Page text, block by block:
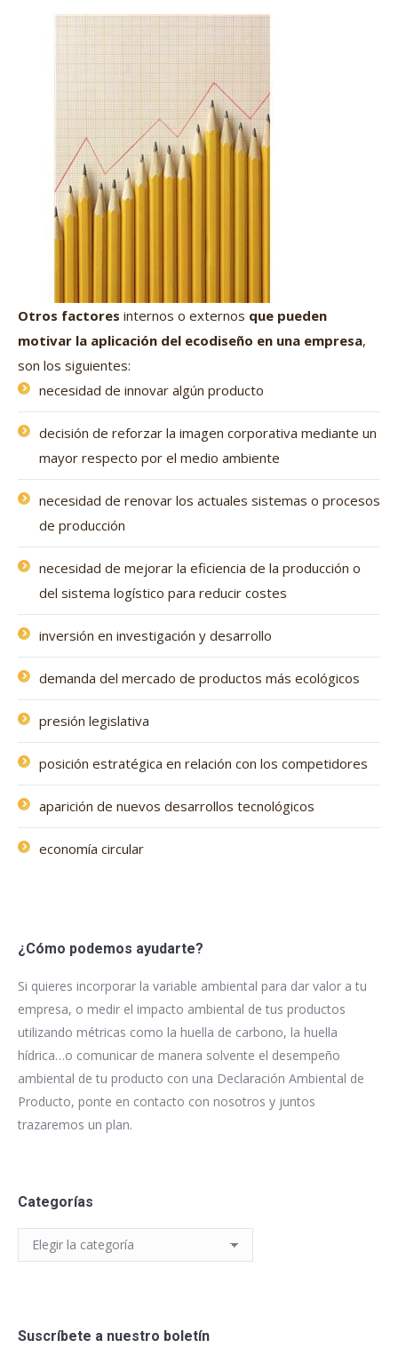
Otros factores internos o externos que pueden
motivar la aplicación del ecodiseño en una empresa,
son los siguientes:
necesidad de innovar algún producto
decisión de reforzar la imagen corporativa mediante un
mayor respecto por el medio ambiente
necesidad de renovar los actuales sistemas o procesos
de producción
necesidad de mejorar la eficiencia de la producción o
del sistema logístico para reducir costes
inversión en investigación y desarrollo
demanda del mercado de productos más ecológicos
presión legislativa
posición estratégica en relación con los competidores
aparición de nuevos desarrollos tecnológicos
economía circular
¿Cómo podemos ayudarte?
Si quieres incorporar la variable ambiental para dar valor a tu
empresa, o medir el impacto ambiental de tus productos
utilizando métricas como la huella de carbono, la huella
hídrica…o comunicar de manera solvente el desempeño
ambiental de tu producto con una Declaración Ambiental de
Producto, ponte en contacto con nosotros y juntos
trazaremos un plan.
Categorías
Categorías
Suscríbete a nuestro boletín